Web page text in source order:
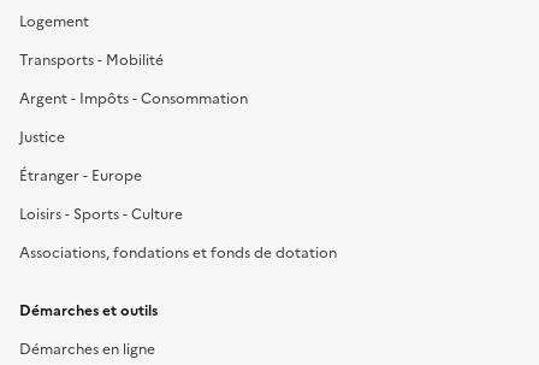
Logement
Transports - Mobilité
Argent - Impôts - Consommation
Justice
Étranger - Europe
Loisirs - Sports - Culture
Associations, fondations et fonds de dotation
Démarches et outils
Démarches en ligne